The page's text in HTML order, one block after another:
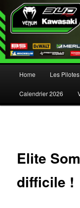
Aller au contenu
Aller au contenu
Home Les Pilotes
Calendrier 2026
Elite
difficile !